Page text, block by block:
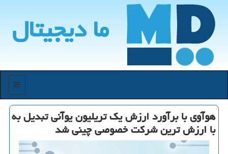
ما دیجیتال
منو
هوآوی با برآورد ارزش یك تریلیون یوآنی تبدیل به
با ارزش ترین شركت خصوصی چینی شد